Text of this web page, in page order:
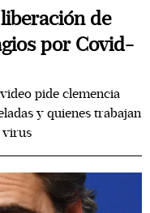
de
por Covid-
pide clemencia
y quienes trabajan
virus